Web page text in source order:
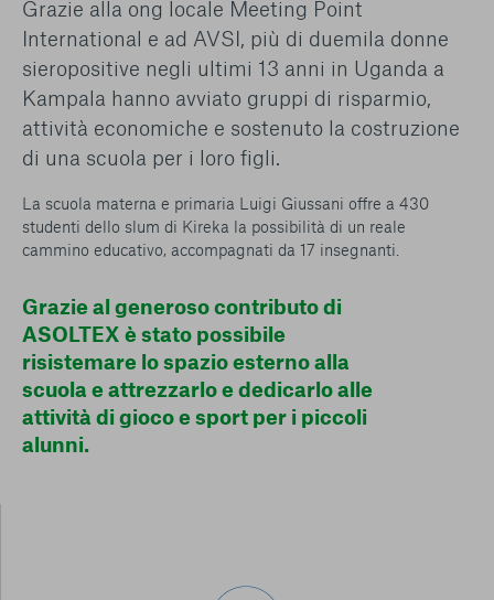
conto del fatto che il blocco di alcuni cookie può
condizionare l’esperienza sulla Piattaforma e il suo
funzionamento. Premendo “Conferma le mie scelte”, la
selezione relativa ai cookie effettuata verrà salvata. Se non è
stata selezionata alcuna opzione, premere questo pulsante
equivarrà a rifiutare tutti i cookie. Per ulteriori informazioni, è
possibile consultare la nostra Ulteriori informazioni
Cookie strettamente necessari
Cookie di analisi
Cookies di marketing
Grazie alla ong locale Meeting Point
International e ad AVSI, più di duemila donne
sieropositive negli ultimi 13 anni in Uganda a
Kampala hanno avviato gruppi di risparmio,
attività economiche e sostenuto la costruzione
di una scuola per i loro figli.
La scuola materna e primaria Luigi Giussani offre a 430
studenti dello slum di Kireka la possibilità di un reale
cammino educativo, accompagnati da 17 insegnanti.
Grazie al generoso contributo di
ASOLTEX è stato possibile
risistemare lo spazio esterno alla
scuola e attrezzarlo e dedicarlo alle
attività di gioco e sport per i piccoli
alunni.